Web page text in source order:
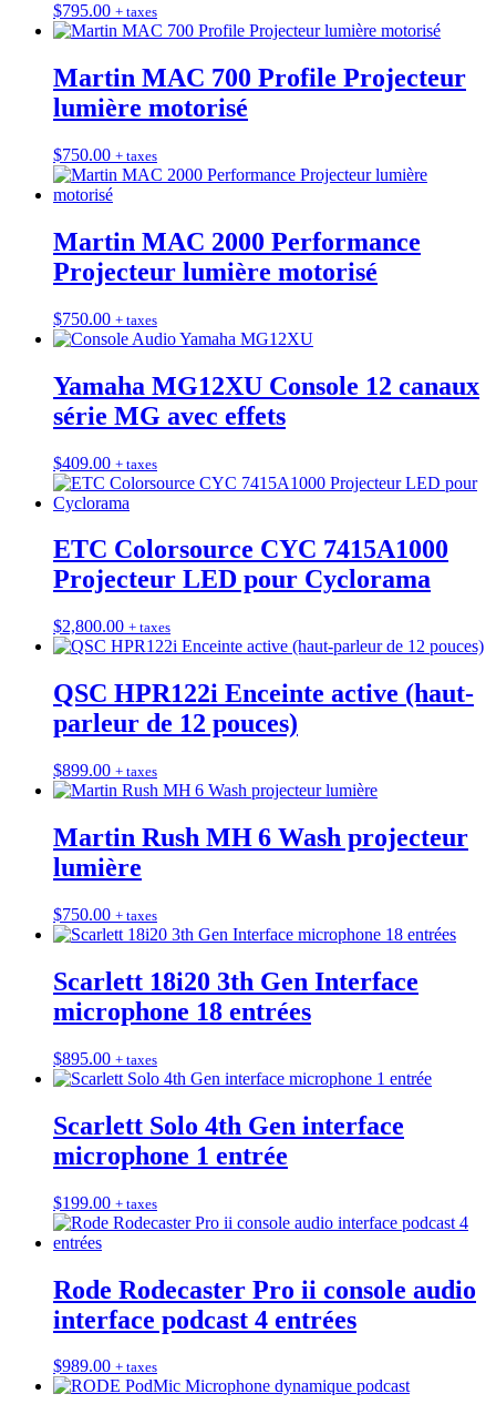
$795.00 + taxes
Martin MAC 700 Profile Projecteur
lumière motorisé
$750.00 + taxes
Martin MAC 2000 Performance
Projecteur lumière motorisé
$750.00 + taxes
Yamaha MG12XU Console 12 canaux
série MG avec effets
$409.00 + taxes
ETC Colorsource CYC 7415A1000
Projecteur LED pour Cyclorama
$2,800.00 + taxes
QSC HPR122i Enceinte active (haut-
parleur de 12 pouces)
$899.00 + taxes
Martin Rush MH 6 Wash projecteur
lumière
$750.00 + taxes
Scarlett 18i20 3th Gen Interface
microphone 18 entrées
$895.00 + taxes
Scarlett Solo 4th Gen interface
microphone 1 entrée
$199.00 + taxes
Rode Rodecaster Pro ii console audio
interface podcast 4 entrées
$989.00 + taxes